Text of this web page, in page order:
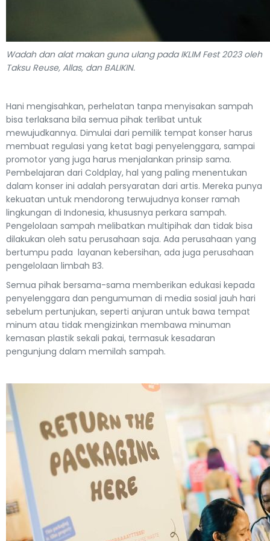
Wadah dan alat makan guna ulang pada IKLIM Fest 2023 oleh
Taksu Reuse, Allas, dan BALIKIN.
Hani mengisahkan, perhelatan tanpa menyisakan sampah
bisa terlaksana bila semua pihak terlibat untuk
mewujudkannya. Dimulai dari pemilik tempat konser harus
membuat regulasi yang ketat bagi penyelenggara, sampai
promotor yang juga harus menjalankan prinsip sama.
Pembelajaran dari Coldplay, hal yang paling menentukan
dalam konser ini adalah persyaratan dari artis. Mereka punya
kekuatan untuk mendorong terwujudnya konser ramah
lingkungan di Indonesia, khususnya perkara sampah.
Pengelolaan sampah melibatkan multipihak dan tidak bisa
dilakukan oleh satu perusahaan saja. Ada perusahaan yang
bertumpu pada layanan kebersihan, ada juga perusahaan
pengelolaan limbah B3.
Semua pihak bersama-sama memberikan edukasi kepada
penyelenggara dan pengumuman di media sosial jauh hari
sebelum pertunjukan, seperti anjuran untuk bawa tempat
minum atau tidak mengizinkan membawa minuman
kemasan plastik sekali pakai, termasuk kesadaran
pengunjung dalam memilah sampah.